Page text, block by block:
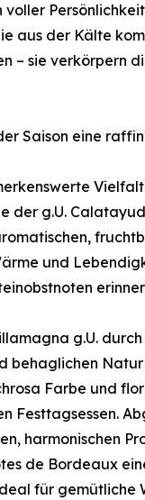
aus der Kälte
– sie verkörpern
Saison eine
der g.U.
und
g.U.
behaglichen
Farbe und
Festtagsessen.
harmonischen
de Bordeaux
für